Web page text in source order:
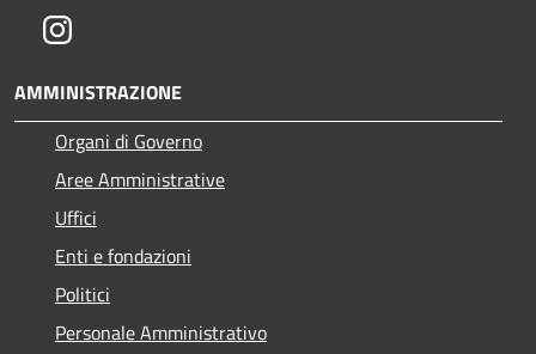
Instagram
AMMINISTRAZIONE
Organi di Governo
Aree Amministrative
Uffici
Enti e fondazioni
Politici
Personale Amministrativo